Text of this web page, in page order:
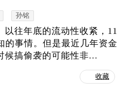
孙铭
往年底的流动性收紧，11
的事情。但是最近几年资金
候搞偷袭的可能性非...
收藏